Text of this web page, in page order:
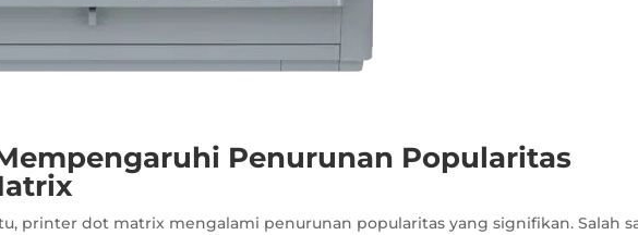
Penurunan Popularitas
printer dot matrix mengalami penurunan popularitas yang signifikan. Salah